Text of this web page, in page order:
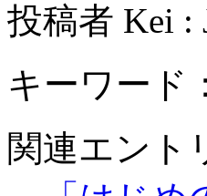
投稿者 Kei :
キーワード
関連エント